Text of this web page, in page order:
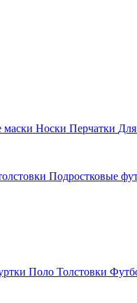
маски Носки Перчатки
Подростковые
Поло Толстовки